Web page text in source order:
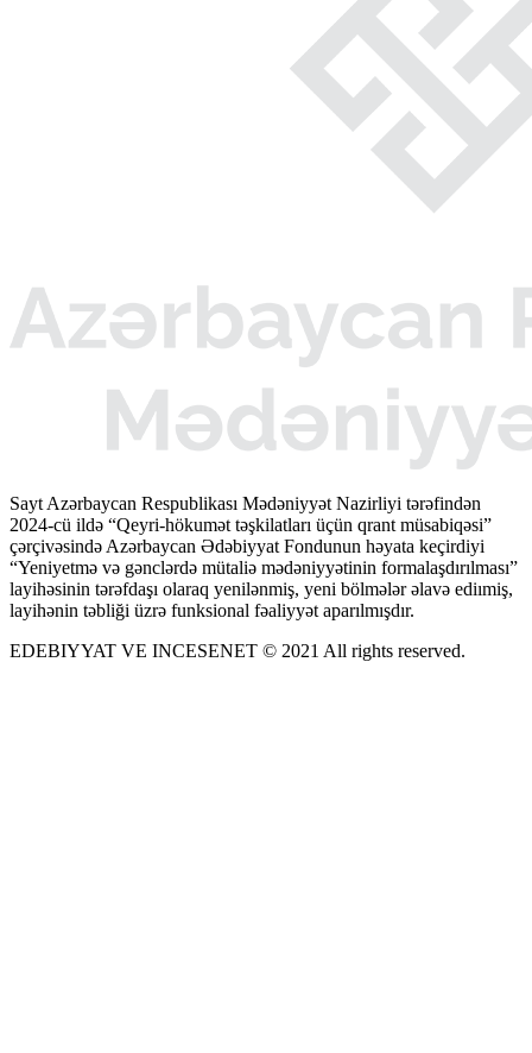
Sayt Azərbaycan Respublikası Mədəniyyət Nazirliyi tərəfindən
2024-cü ildə “Qeyri-hökumət təşkilatları üçün qrant müsabiqəsi”
çərçivəsində Azərbaycan Ədəbiyyat Fondunun həyata keçirdiyi
“Yeniyetmə və gənclərdə mütaliə mədəniyyətinin formalaşdırılması”
layihəsinin tərəfdaşı olaraq yenilənmiş, yeni bölmələr əlavə ediımiş,
layihənin təbliği üzrə funksional fəaliyyət aparılmışdır.
EDEBIYYAT VE INCESENET © 2021 All rights reserved.